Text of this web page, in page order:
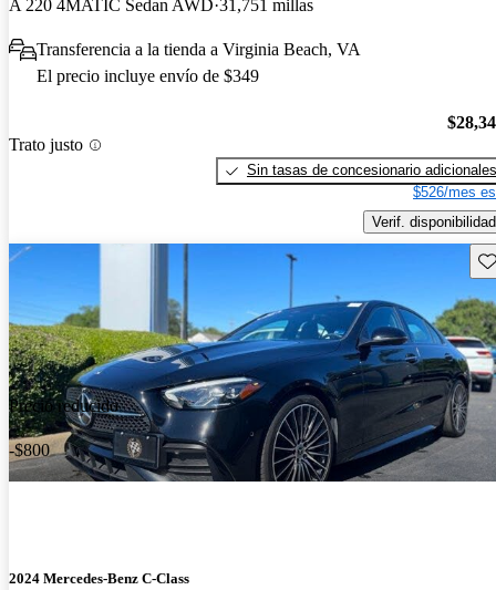
A 220 4MATIC Sedan AWD 31,751 millas
Transferencia a la tienda a Virginia Beach, VA
El precio incluye envío de $349
Trato justo
Sin tasas de concesionario adicionales
$526/mes
Verif. disponibilidad
Precio reducido
-$800
2024 Mercedes-Benz C-Class